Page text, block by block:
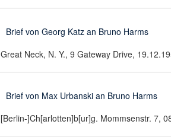
Brief von Georg Katz an Bruno Harms
Great Neck, N. Y., 9 Gateway Drive,
Brief von Max Urbanski an Bruno Harms
[Berlin-]Ch[arlotten]b[ur]g. Mommsenstr. 7,